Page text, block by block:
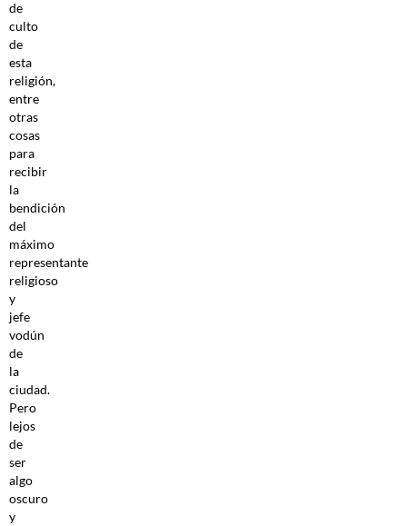
de
culto
de
esta
religión,
entre
otras
cosas
para
recibir
la
bendición
del
máximo
representante
religioso
y
jefe
vodún
de
la
ciudad.
Pero
lejos
de
ser
algo
oscuro
y